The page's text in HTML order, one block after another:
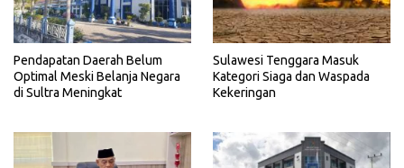
Pendapatan Daerah Belum
Optimal Meski Belanja Negara
di Sultra Meningkat
Sulawesi Tenggara Masuk
Kategori Siaga dan Waspada
Kekeringan